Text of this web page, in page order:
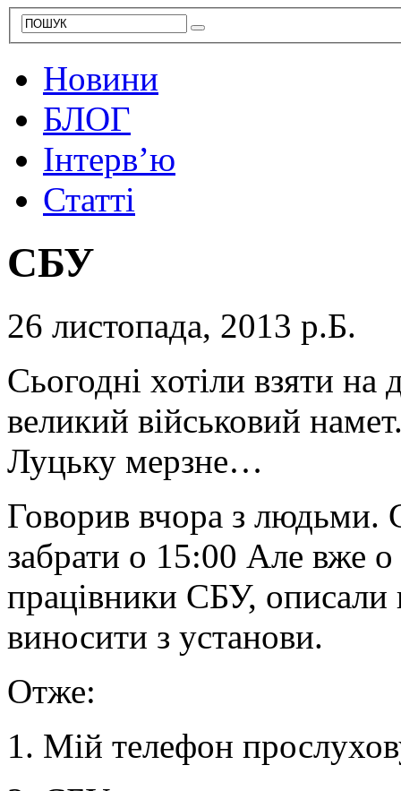
Новини
БЛОГ
Інтерв’ю
Статті
СБУ
26 листопада, 2013 р.Б.
Сьогодні хотіли взяти на
великий військовий
Луцьку мерзне…
Говорив вчора з людьми.
забрати о 15:00 Але вже
працівники СБУ, описали
виносити з установи.
Отже:
1. Мій телефон